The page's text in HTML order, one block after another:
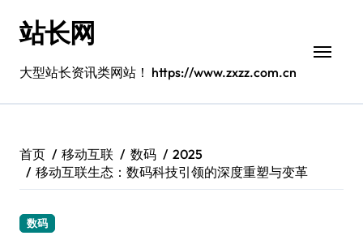
站长网
大型站长资讯类网站！ https://www.zxzz.com.cn
首页 移动互联 数码
2025
移动互联生态：数码科技引领的深度重塑与变革
数码